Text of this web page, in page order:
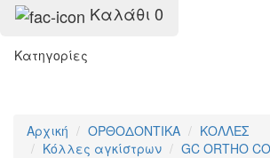
Καλάθι 0
Κατηγορίες
Αρχική ΟΡΘΟΔΟΝΤΙΚΑ
ΚΟΛΛΕΣ
Κόλλες αγκίστρων
GC ORTHO